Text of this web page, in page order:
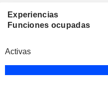
Experiencias
Funciones ocupadas
Activas